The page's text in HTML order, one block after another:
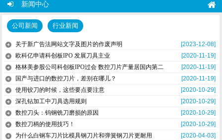
新闻中心
公司新闻 行业新闻
[2023-12-08]
关于新广告法网站文字及图片的作废声明
[2020-11-19]
欧科亿申请科创板IPO 发展刀具主业
[2020-11-19]
格林美参股公司科创板IPO过会 数控刀片产量居国内第二
[2020-11-19]
国产与进口的数控刀片，差别在哪儿？
[2020-10-29]
使用铰刀的时候，这些要点要注意
[2020-10-29]
深孔钻加工中刀具选用规则
[2020-10-29]
数控刀头：钨钢铣刀磨损的原因
[2020-10-29]
数控刀柄的使用技巧！
[2020-04-03]
为什么白钢车刀片比模具钢刀片和弹簧钢刀片更耐用